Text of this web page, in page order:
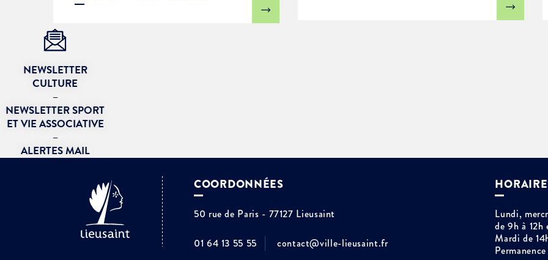
NEWSLETTER
CULTURE
–
NEWSLETTER SPORT
ET VIE ASSOCIATIVE
–
ALERTES MAIL
COORDONNÉES
50 rue de Paris - 77127 Lieusaint
01 64 13 55 55 contact@ville-lieusaint.fr
Lundi,
de 9h à 12h
Mardi de